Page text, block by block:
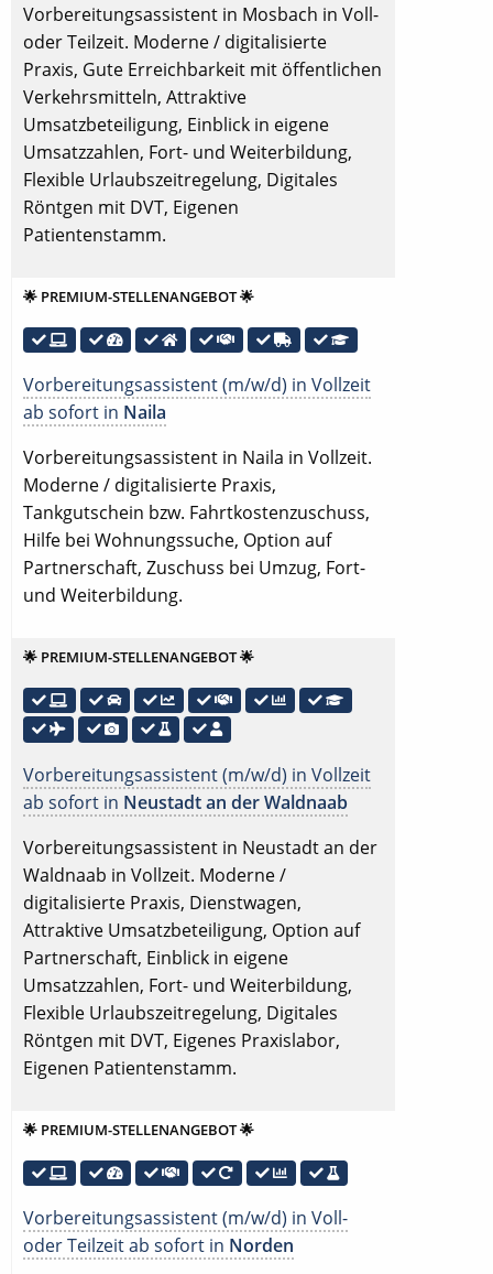
Vorbereitungsassistent in Mosbach in Voll-
oder Teilzeit. Moderne / digitalisierte
Praxis, Gute Erreichbarkeit mit öffentlichen
Verkehrsmitteln, Attraktive
Umsatzbeteiligung, Einblick in eigene
Umsatzzahlen, Fort- und Weiterbildung,
Flexible Urlaubszeitregelung, Digitales
Röntgen mit DVT, Eigenen
Patientenstamm.
🌟 PREMIUM-STELLENANGEBOT 🌟
Vorbereitungsassistent (m/w/d) in Vollzeit
ab sofort in Naila
Vorbereitungsassistent in Naila in Vollzeit.
Moderne / digitalisierte Praxis,
Tankgutschein bzw. Fahrtkostenzuschuss,
Hilfe bei Wohnungssuche, Option auf
Partnerschaft, Zuschuss bei Umzug, Fort-
und Weiterbildung.
🌟 PREMIUM-STELLENANGEBOT 🌟
Vorbereitungsassistent (m/w/d) in Vollzeit
ab sofort in Neustadt an der Waldnaab
Vorbereitungsassistent in Neustadt an der
Waldnaab in Vollzeit. Moderne /
digitalisierte Praxis, Dienstwagen,
Attraktive Umsatzbeteiligung, Option auf
Partnerschaft, Einblick in eigene
Umsatzzahlen, Fort- und Weiterbildung,
Flexible Urlaubszeitregelung, Digitales
Röntgen mit DVT, Eigenes Praxislabor,
Eigenen Patientenstamm.
🌟 PREMIUM-STELLENANGEBOT 🌟
Vorbereitungsassistent (m/w/d) in Voll-
oder Teilzeit ab sofort in Norden